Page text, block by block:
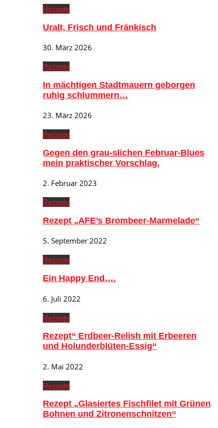
Rezepte
Uralt, Frisch und Fränkisch
30. März 2026
Rezepte
In mächtigen Stadtmauern geborgen
ruhig schlummern…
23. März 2026
Rezepte
Gegen den grau-slichen Februar-Blues
mein praktischer Vorschlag,
2. Februar 2023
Rezepte
Rezept „AFE’s Brombeer-Marmelade“
5. September 2022
Rezepte
Ein Happy End….
6. Juli 2022
Rezepte
Rezept“ Erdbeer-Relish mit Erbeeren
und Holunderblüten-Essig“
2. Mai 2022
Rezepte
Rezept „Glasiertes Fischfilet mit Grünen
Bohnen und Zitronenschnitzen“